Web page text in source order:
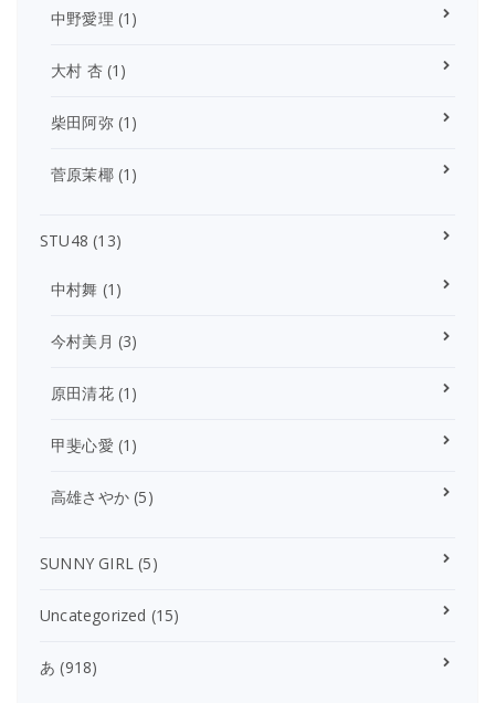
中野愛理 (1)
大村 杏(1)
柴田阿弥(1)
菅原茉椰(1)
STU48 (13)
中村舞 (1)
今村美月 (3)
原田清花(1)
甲斐心愛 (1)
高雄さやか (5)
SUNNY GIRL (5)
Uncategorized (15)
あ (918)